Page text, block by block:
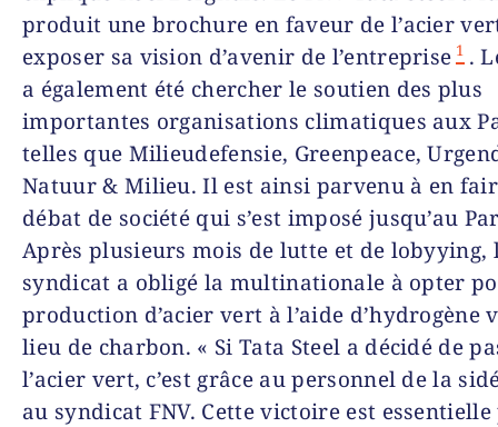
produit une brochure en faveur de l’acier
exposer sa vision d’avenir de l’entreprise 1 .
a également été chercher le soutien des plus
importantes organisations climatiques aux
telles que Milieudefensie, Greenpeace,
Natuur & Milieu. Il est ainsi parvenu à en
débat de société qui s’est imposé jusqu’au
Après plusieurs mois de lutte et de lobyying,
syndicat a obligé la multinationale à opter
production d’acier vert à l’aide d’hydrogène
lieu de charbon. « Si Tata Steel a décidé de
l’acier vert, c’est grâce au personnel de la
au syndicat FNV. Cette victoire est